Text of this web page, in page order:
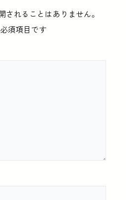
されることはありません。
須項目です